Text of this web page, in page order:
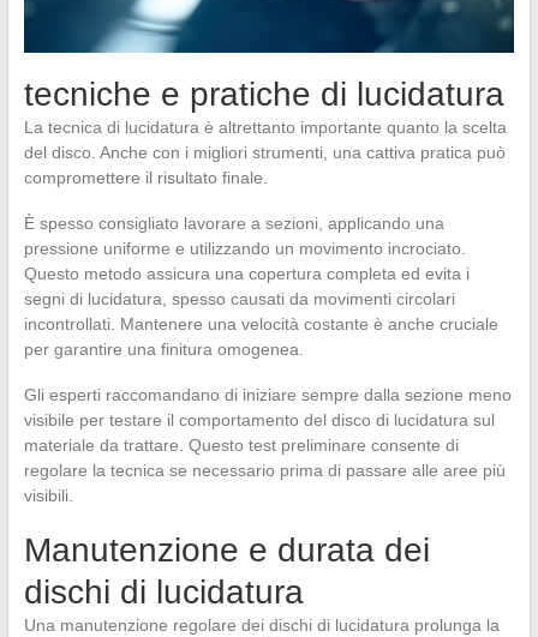
tecniche e pratiche di lucidatura
La tecnica di lucidatura è altrettanto importante quanto la scelta
del disco. Anche con i migliori strumenti, una cattiva pratica può
compromettere il risultato finale.
È spesso consigliato lavorare a sezioni, applicando una
pressione uniforme e utilizzando un movimento incrociato.
Questo metodo assicura una copertura completa ed evita i
segni di lucidatura, spesso causati da movimenti circolari
incontrollati. Mantenere una velocità costante è anche cruciale
per garantire una finitura omogenea.
Gli esperti raccomandano di iniziare sempre dalla sezione meno
visibile per testare il comportamento del disco di lucidatura sul
materiale da trattare. Questo test preliminare consente di
regolare la tecnica se necessario prima di passare alle aree più
visibili.
Manutenzione e durata dei
dischi di lucidatura
Una manutenzione regolare dei dischi di lucidatura prolunga la